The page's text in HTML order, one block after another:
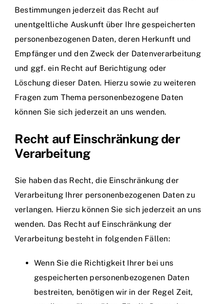
Bestimmungen jederzeit das Recht auf
unentgeltliche Auskunft über Ihre gespeicherten
personenbezogenen Daten, deren Herkunft und
Empfänger und den Zweck der Datenverarbeitung
und ggf. ein Recht auf Berichtigung oder
Löschung dieser Daten. Hierzu sowie zu weiteren
Fragen zum Thema personenbezogene Daten
können Sie sich jederzeit an uns wenden.
Recht auf Einschränkung der
Verarbeitung
Sie haben das Recht, die Einschränkung der
Verarbeitung Ihrer personenbezogenen Daten zu
verlangen. Hierzu können Sie sich jederzeit an uns
wenden. Das Recht auf Einschränkung der
Verarbeitung besteht in folgenden Fällen:
Wenn Sie die Richtigkeit Ihrer bei uns
gespeicherten personenbezogenen Daten
bestreiten, benötigen wir in der Regel Zeit,